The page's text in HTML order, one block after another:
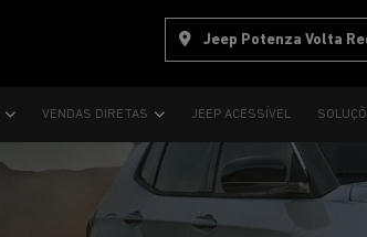
Jeep Potenza Volta
VENDAS DIRETAS JEEP ACESSÍVEL